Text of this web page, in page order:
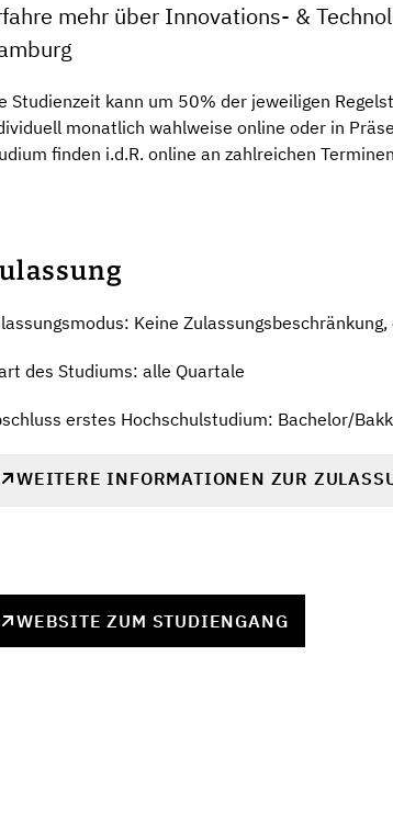
mehr über Innovations- &
Studienzeit kann um 50% der jeweiligen
monatlich wahlweise online oder in
finden i.d.R. online an zahlreichen
Keine Zulassungsbeschränkung,
des Studiums: alle Quartale
erstes Hochschulstudium: Bachelor/
WEITERE INFORMATIONEN ZUR
WEBSITE ZUM STUDIENGANG